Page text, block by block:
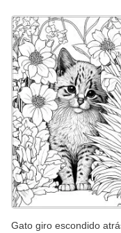
Gato giro escondido